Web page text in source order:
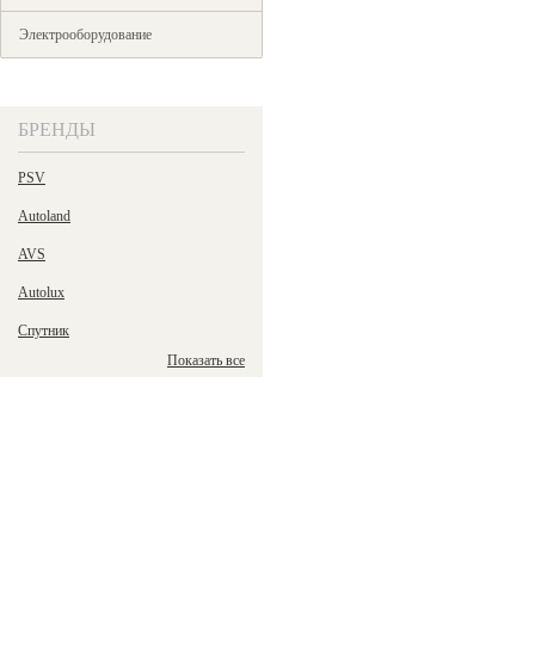
Электрооборудование
БРЕНДЫ
PSV
Autoland
AVS
Autolux
Спутник
Показать все